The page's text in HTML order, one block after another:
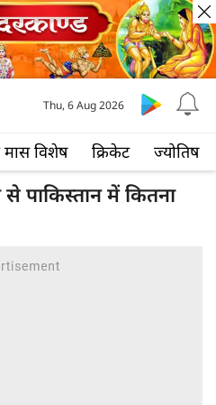
मास विशेष क्रिकेट ज्योतिष
Thu, 6 Aug 2026
पाकिस्तान में कितना